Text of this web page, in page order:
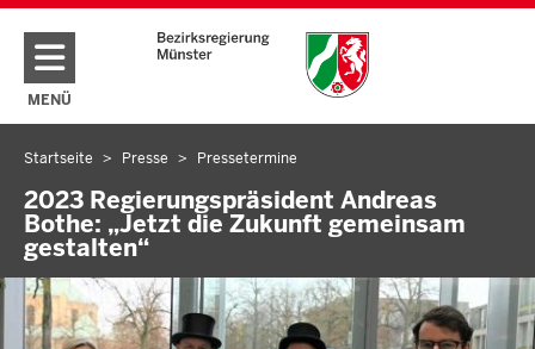
Direkt zum Inhalt
MENÜ
NAVIGATION AKTIVIEREN/DEAKTIVIEREN: HAUPTMENÜ
Sie
befinden
sich
hier
Startseite Presse Pressetermine
2023 Regierungspräsident Andreas
Bothe: „Jetzt die Zukunft gemeinsam
gestalten“